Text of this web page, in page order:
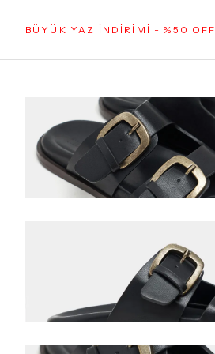
BÜYÜK YAZ İNDİRİMİ - %50 OFF